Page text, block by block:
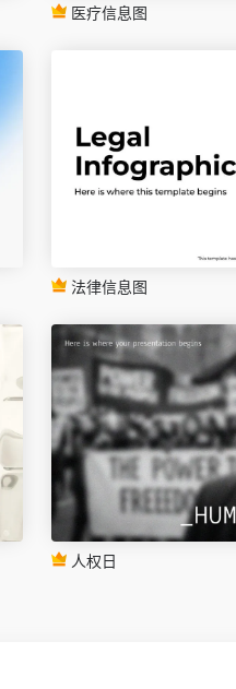
医疗信息图
法律信息图
人权日